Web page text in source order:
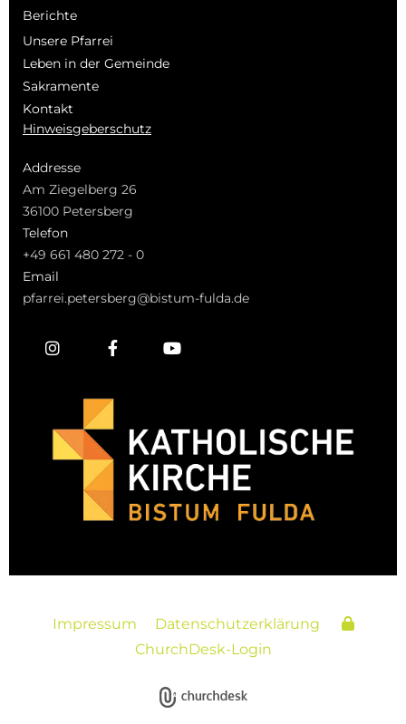
Berichte
Unsere Pfarrei
Leben in der Gemeinde
Sakramente
Kontakt
Hinweisgeberschutz
Addresse
Am Ziegelberg 26
36100 Petersberg
Telefon
+49 661 480 272 - 0
Email
pfarrei.petersberg@bistum-fulda.de
Impressum
Datenschutzerklärung
ChurchDesk-Login